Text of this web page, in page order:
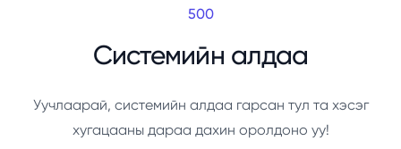
500
Системийн алдаа
Уучлаарай, системийн алдаа гарсан тул та хэсэг
хугацааны дараа дахин оролдоно уу!